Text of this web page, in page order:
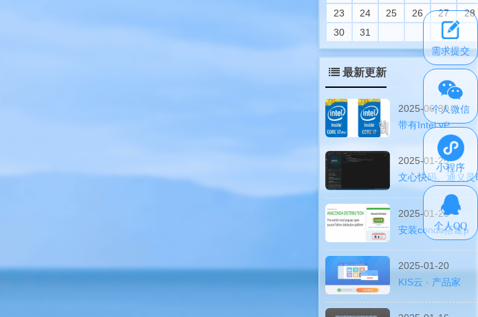
23
24 25 26 27
28
30
31
最新更新
2025-06-30
带有Intel vP
2025-01-25
文心快码、通义灵
2025-01-23
安装conda搭建p
2025-01-20
KIS云 · 产品家
需求提交
个人微信
小程序
个人QQ